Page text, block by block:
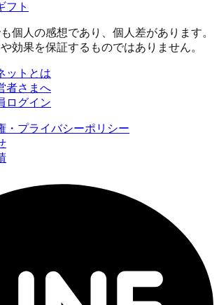
フト
個人の感想であり、個人差があります。
効果を保証するものではありません。
ットとは
者さまへ
ログイン
・プライバシーポリシー